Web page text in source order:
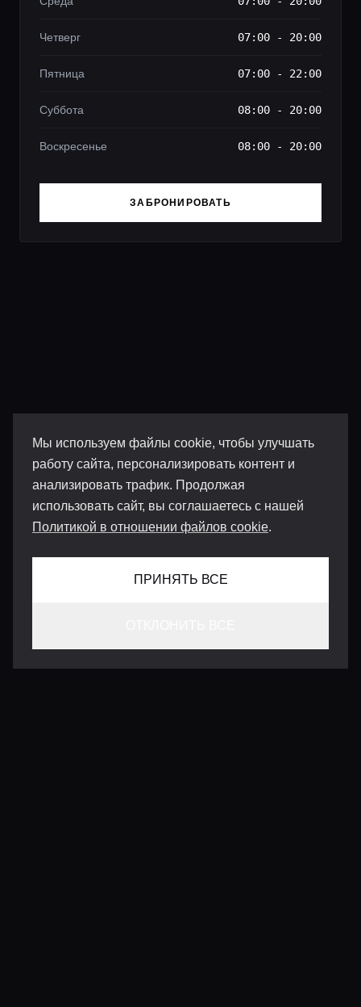
Мы используем файлы cookie, чтобы улучшать
работу сайта, персонализировать контент и
анализировать трафик. Продолжая
использовать сайт, вы соглашаетесь с нашей
Политикой в отношении файлов cookie.
ПРИНЯТЬ ВСЕ
Четверг 07:00 - 20:00
Пятница 07:00 - 22:00
Суббота 08:00 - 20:00
Воскресенье 08:00 - 20:00
ЗАБРОНИРОВАТЬ